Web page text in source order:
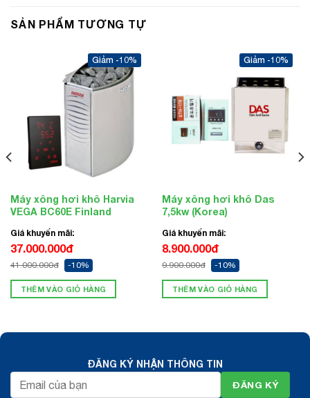
SẢN PHẨM TƯƠNG TỰ
-10%
Máy xông hơi khô Harvia
VEGA BC60E Finland
Giá khuyến mãi:
37.000.000đ
41.000.000đ -10%
THÊM VÀO GIỎ HÀNG
-10%
Máy xông hơi khô Das
7,5kw (Korea)
Giá khuyến mãi:
8.900.000đ
9.900.000đ -10%
THÊM VÀO GIỎ HÀNG
ĐĂNG KÝ NHẬN THÔNG TIN